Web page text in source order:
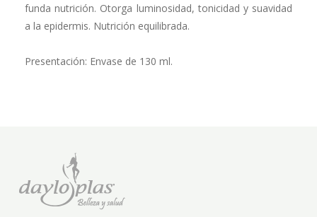
funda nutrición. Otorga luminosidad, tonicidad y suavidad
a la epidermis. Nutrición equilibrada.
Presentación: Envase de 130 ml.